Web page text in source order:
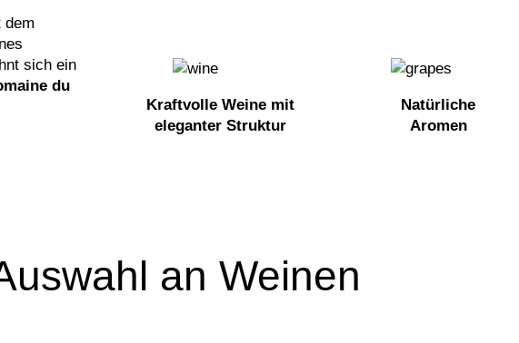
dem
sich ein
du
Kraftvolle Weine mit
eleganter Struktur
Natürliche
Aromen
an Weinen